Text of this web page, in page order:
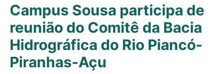
Campus Sousa participa de
reunião do Comitê da Bacia
Hidrográfica do Rio Piancó-
Piranhas-Açu